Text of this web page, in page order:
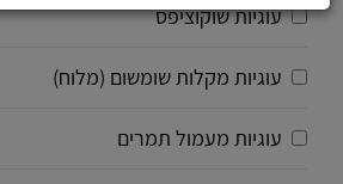
עוגיות שוקוציפס
עוגיות מקלות שומשום (מלוח)
עוגיות מעמול תמרים